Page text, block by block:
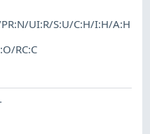
UI:R/S:U/C:H/I:H/A:H
RC:C